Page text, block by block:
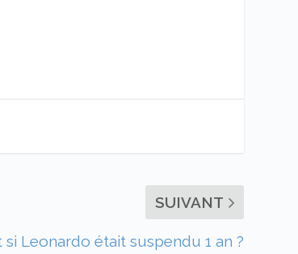
SUIVANT
si Leonardo était suspendu 1 an ?